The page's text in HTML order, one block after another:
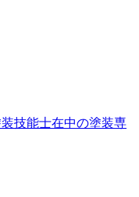
技能士在中の塗装専